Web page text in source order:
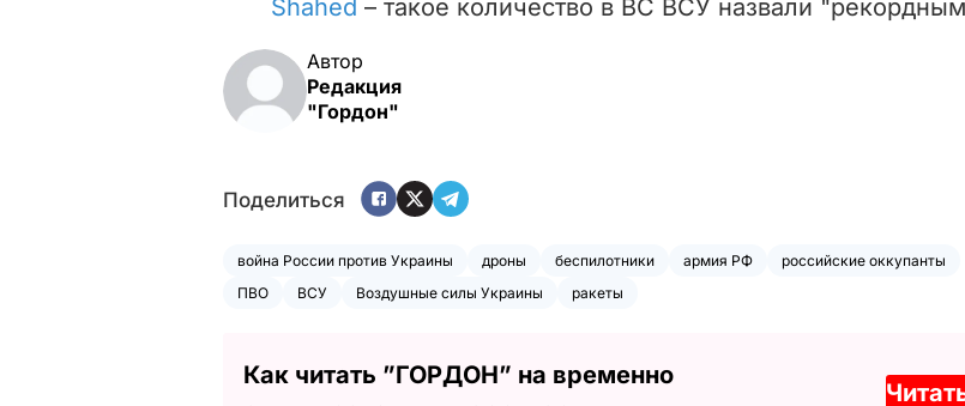
Shahed – такое количество в ВС ВСУ назвали
Автор
Редакция
"Гордон"
Поделиться
война России против Украины дроны беспилотники армия РФ
российские оккупанты
ПВО
ВСУ Воздушные силы Украины ракеты
Как читать ”ГОРДОН” на временно